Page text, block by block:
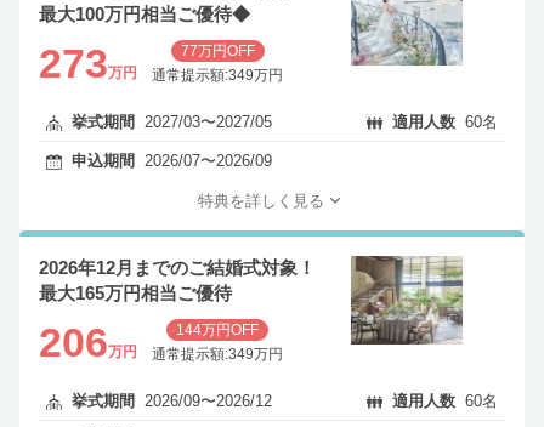
最大100万円相当ご優待◆
273万円
77万円OFF
通常提示額:349万円
挙式期間 2027/03〜2027/05 適用人数 60名
申込期間 2026/07〜2026/09
特典を詳しく見る
2026年12月までのご結婚式対象！
最大165万円相当ご優待
206万円
144万円OFF
通常提示額:349万円
挙式期間 2026/09〜2026/12 適用人数 60名